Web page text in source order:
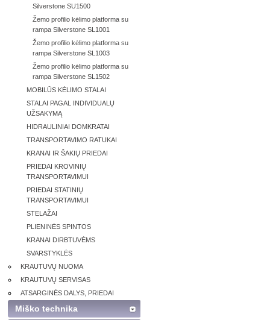
Silverstone SU1500
Žemo profilio kėlimo platforma su
rampa Silverstone SL1001
Žemo profilio kėlimo platforma su
rampa Silverstone SL1003
Žemo profilio kėlimo platforma su
rampa Silverstone SL1502
MOBILŪS KĖLIMO STALAI
STALAI PAGAL INDIVIDUALŲ
UŽSAKYMĄ
HIDRAULINIAI DOMKRATAI
TRANSPORTAVIMO RATUKAI
KRANAI IR ŠAKIŲ PRIEDAI
PRIEDAI KROVINIŲ
TRANSPORTAVIMUI
PRIEDAI STATINIŲ
TRANSPORTAVIMUI
STELAŽAI
PLIENINĖS SPINTOS
KRANAI DIRBTUVĖMS
SVARSTYKLĖS
KRAUTUVŲ NUOMA
KRAUTUVŲ SERVISAS
ATSARGINĖS DALYS, PRIEDAI
Miško technika